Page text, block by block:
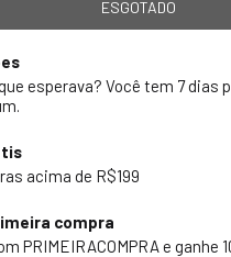
esperava? Você tem 7 dias
acima de R$199
compra
PRIMEIRACOMPRA e ganhe